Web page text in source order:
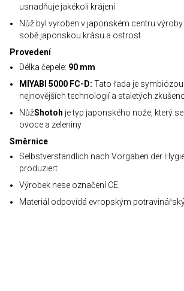
usnadňuje jakékoli krájení
Nůž byl vyroben v japonském centru
sobě japonskou krásu a ostrost
Provedení
Délka čepele: 90 mm
MIYABI 5000 FC-D: Tato řada je
nejnovějších technologií a staletých
NůžShotoh je typ japonského nože, který
ovoce a zeleniny
Směrnice
Selbstverständlich nach Vorgaben der
produziert
Výrobek nese označení CE.
Materiál odpovídá evropským